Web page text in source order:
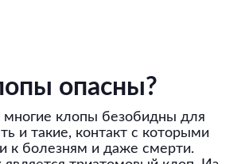
опасны?
клопы безобидны для
и такие, контакт с которыми
к болезням и даже смерти.